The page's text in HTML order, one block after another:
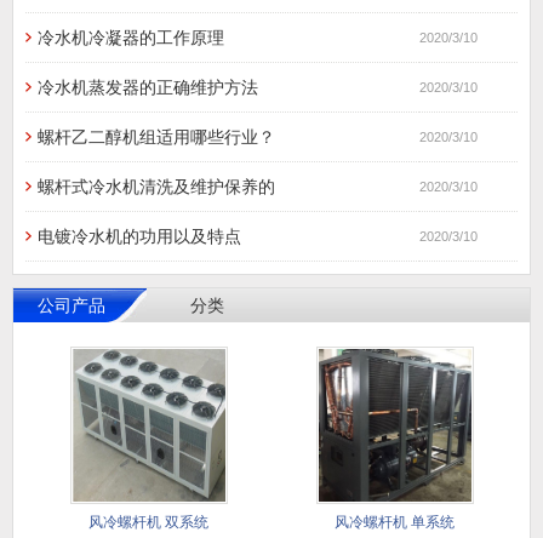
冷水机冷凝器的工作原理 2020/3/10
冷水机蒸发器的正确维护方法 2020/3/10
螺杆乙二醇机组适用哪些行业？ 2020/3/10
螺杆式冷水机清洗及维护保养的 2020/3/10
电镀冷水机的功用以及特点 2020/3/10
公司产品 分类
风冷螺杆机 双系统 风冷螺杆机 单系统